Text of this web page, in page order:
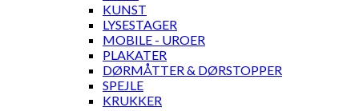
KUNST
LYSESTAGER
MOBILE - UROER
PLAKATER
DØRMÅTTER & DØRSTOPPER
SPEJLE
KRUKKER